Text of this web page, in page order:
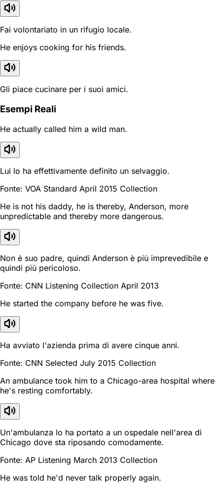
Fai volontariato in un rifugio locale.
He enjoys cooking for his friends.
Gli piace cucinare per i suoi amici.
Esempi Reali
He actually called him a wild man.
Lui lo ha effettivamente definito un selvaggio.
Fonte: VOA Standard April 2015 Collection
He is not his daddy, he is thereby, Anderson, more
unpredictable and thereby more dangerous.
Non è suo padre, quindi Anderson è più imprevedibile e
quindi più pericoloso.
Fonte: CNN Listening Collection April 2013
He started the company before he was five.
Ha avviato l'azienda prima di avere cinque anni.
Fonte: CNN Selected July 2015 Collection
An ambulance took him to a Chicago-area hospital where
he's resting comfortably.
Un'ambulanza lo ha portato a un ospedale nell'area di
Chicago dove sta riposando comodamente.
Fonte: AP Listening March 2013 Collection
He was told he'd never talk properly again.